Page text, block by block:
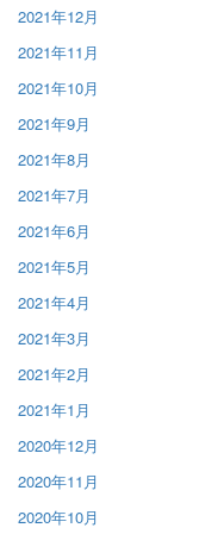
2021年12月
2021年11月
2021年10月
2021年9月
2021年8月
2021年7月
2021年6月
2021年5月
2021年4月
2021年3月
2021年2月
2021年1月
2020年12月
2020年11月
2020年10月